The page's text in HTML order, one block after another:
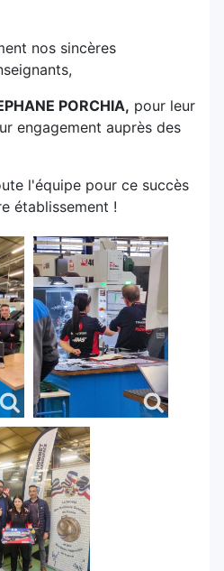
nos sincères
PORCHIA, pour leur
engagement auprès des
l'équipe pour ce succès
établissement !